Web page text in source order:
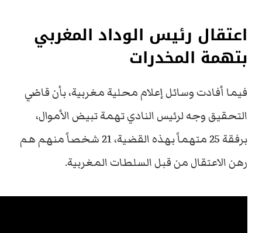
اعتقال رئيس الوداد المغربي
بتهمة المخدرات
فيما أفادت وسائل إعلام محلية مغربية، بأن قاضي
التحقيق وجه لرئيس النادي تهمة تبيض الأموال،
برفقة 25 متهماً بهذه القضية، 21 شخصاً منهم هم
رهن الاعتقال من قبل السلطات المغربية.